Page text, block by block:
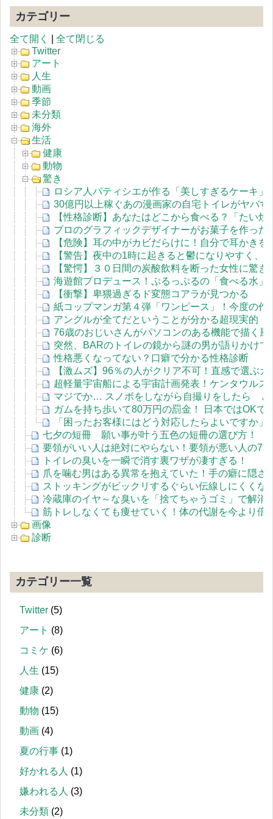
カテゴリー
全て開く
全て閉じる
Twitter
アート
人生
動画
季節
未分類
海外
生活
健康
動物
驚き
ロシア人パティシエが作る「美しすぎるケーキ」
30億円以上稼ぐあの漫画家の自宅トイレがヤバ
【性格診断】あなたはどこから食べる？「たい
プロのグラフィックデザイナーがお菓子を作っ
【危険】耳の中がカビだらけに！自分で耳かき
【警告】夜中の1時に起きると鬱になりやすく
【驚愕】３０日間の炭酸飲料を断った女性に驚き
海遊館プロデュース！ぷるっぷるの「食べる水」
【衝撃】卑猥過ぎるド変態コアラが見つかる
紙コップマンガ第４弾「ワンピース」！今度の作
アングルが全てだということが分かる超現実的（
76歳のおじいさんがパソコンのある機能で描く風
突然、BARのトイレの鏡から謎の男が語りかけ
性格悪くなってない？口癖で分かる性格診断
【激ムズ】96％の人がクリア不可！直感で選ぶカ
超軽量宇宙船による宇宙計画発表！ケンタウル
マジでか… スノボをしながら自撮りをしたら と
ガムを持ち歩いて80万円の罰金！ 日本ではOKで
「困ったお客様にはどう対応したらよいですか
七夕の短冊 願い事が叶う五色の短冊の選び方！
要領がいい人は絶対にやらない！要領が悪い人の7
トイレの臭いを一瞬で消す裏ワザが凄すぎる！
爪を噛む男はある異常を抱えていた！手の癖に隠
ストッキングがビックリするぐらい伝線しにくくな
冷蔵庫のイヤ～な臭いを「捨てちゃうゴミ」で解消
筋トレしなくても痩せていく！体の代謝を今より倍
画像
診断
カテゴリー一覧
Twitter (5)
アート (8)
コミケ (6)
人生 (15)
健康 (2)
動物 (15)
動画 (4)
夏の行事 (1)
好かれる人 (1)
嫌われる人 (3)
未分類 (2)